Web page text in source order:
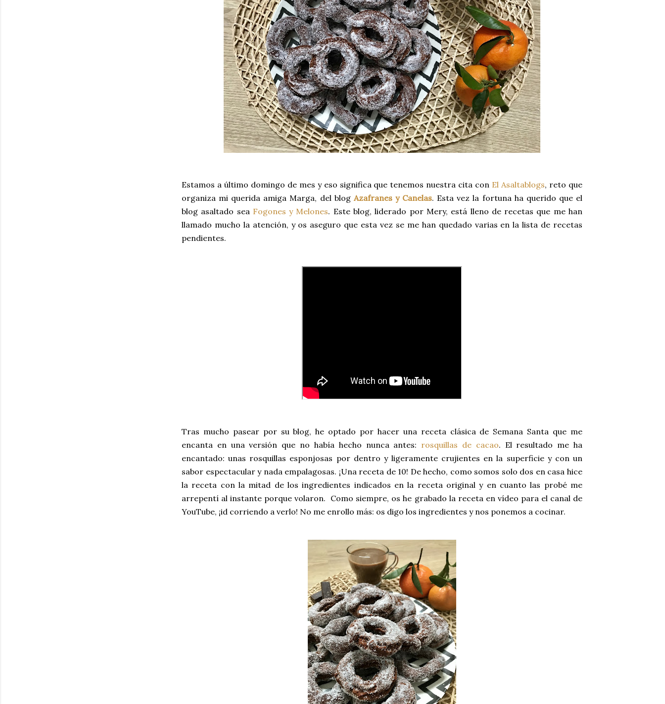
Estamos a último domingo de mes y eso significa que tenemos nuestra cita con El Asaltablogs, reto que
organiza mi querida amiga Marga, del blog Azafranes y Canelas. Esta vez la fortuna ha querido que el
blog asaltado sea Fogones y Melones. Este blog, liderado por Mery, está lleno de recetas que me han
llamado mucho la atención, y os aseguro que esta vez se me han quedado varias en la lista de recetas
pendientes.
Tras mucho pasear por su blog, he optado por hacer una receta clásica de Semana Santa que me
encanta en una versión que no había hecho nunca antes: rosquillas de cacao. El resultado me ha
encantado: unas rosquillas esponjosas por dentro y ligeramente crujientes en la superficie y con un
sabor espectacular y nada empalagosas. ¡Una receta de 10! De hecho, como somos solo dos en casa hice
la receta con la mitad de los ingredientes indicados en la receta original y en cuanto las probé me
arrepentí al instante porque volaron. Como siempre, os he grabado la receta en vídeo para el canal de
YouTube, ¡id corriendo a verlo! No me enrollo más: os digo los ingredientes y nos ponemos a cocinar.